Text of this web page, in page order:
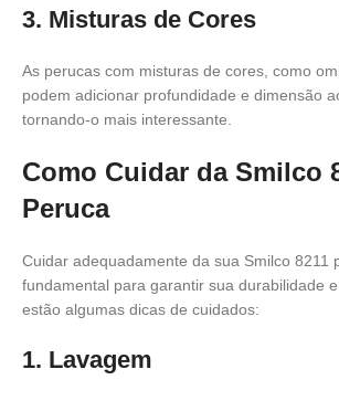
3. Misturas de Cores
As perucas com misturas de cores, como
podem adicionar profundidade e dimensão
tornando-o mais interessante.
Como Cuidar da Smilco
Peruca
Cuidar adequadamente da sua Smilco 8211
fundamental para garantir sua durabilidade
estão algumas dicas de cuidados:
1. Lavagem